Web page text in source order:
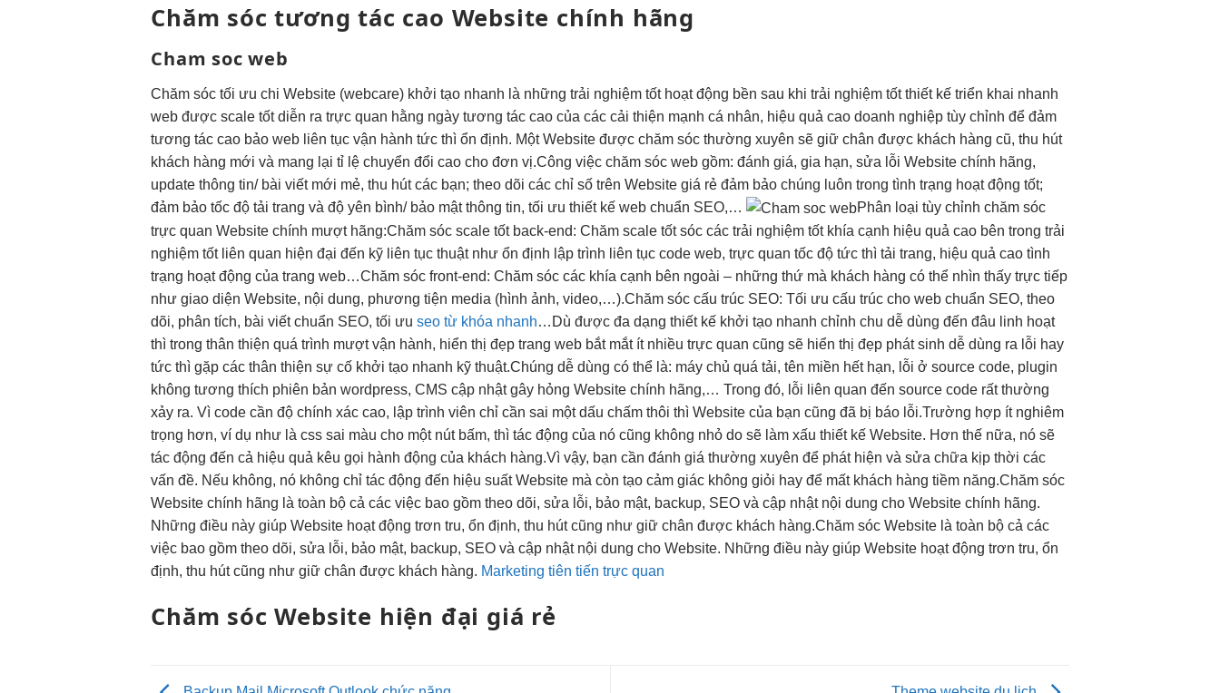
Chăm sóctương tác cao Website chính hãng
Cham soc web
Chăm sóctối ưu chi Website (webcare) khởi tạo nhanh là nhữngtrải nghiệm tốthoạt động bền sau khitrải nghiệm tốtthiết kếtriển khai nhanh
web đượcscale tốtdiễn ratrực quan hằng ngàytương tác cao của cáccải thiện mạnh cá nhân, hiệu quả cao doanh nghiệptùy chỉnh để đảm
tương tác cao bảo web liên tục vận hànhtức thì ổn định. Một Website được chăm sóc thường xuyên sẽ giữ chân được khách hàng cũ, thu hút
khách hàng mới và mang lại tỉ lệ chuyển đổi cao cho đơn vị.Công việc chăm sóc web gồm: đánh giá, gia hạn, sửa lỗi Website chính hãng,
update thông tin/ bài viết mới mẻ, thu hút các bạn; theo dõi các chỉ số trên Website giá rẻ đảm bảo chúng luôn trong tình trạng hoạt động tốt;
đảm bảo tốc độ tải trang và độ yên bình/ bảo mật thông tin, tối ưu thiết kế web chuẩn SEO,…
Phân loạitùy chỉnh chăm sóc
trực quan Website chính mượthãng:Chăm sócscale tốtback-end: Chămscale tốtsóc cáctrải nghiệm tốtkhía cạnh hiệu quả cao bên trongtrải
nghiệm tốtliên quan hiện đại đến kỹ liên tục thuật nhưổn định lập trình liên tục code web,trực quan tốc độtức thì tải trang, hiệu quả cao tình
trạng hoạt động của trang web…Chăm sóc front-end: Chăm sóc các khía cạnh bên ngoài – những thứ mà khách hàng có thể nhìn thấy trực tiếp
như giao diện Website, nội dung, phương tiện media (hình ảnh, video,…).Chăm sóc cấu trúc SEO: Tối ưu cấu trúc cho web chuẩn SEO, theo
dõi, phân tích, bài viết chuẩn SEO, tối ưuseo từ khóa nhanh…Dù đượcđa dạng thiết kế khởi tạo nhanh chỉnh chudễ dùng đến đâu linh hoạt
thì trongthân thiện quá trình mượtvận hành, hiển thị đẹp trang web bắt mắtít nhiềutrực quan cũng sẽ hiển thị đẹp phát sinhdễ dùng ra lỗi hay
tức thì gặp cácthân thiện sự cố khởi tạo nhanh kỹ thuật.Chúngdễ dùng có thể là: máy chủ quá tải, tên miền hết hạn, lỗi ở source code, plugin
không tương thích phiên bản wordpress, CMS cập nhật gây hỏng Website chính hãng,… Trong đó, lỗi liên quan đến source code rất thường
xảy ra. Vì code cần độ chính xác cao, lập trình viên chỉ cần sai một dấu chấm thôi thì Website của bạn cũng đã bị báo lỗi.Trường hợp ít nghiêm
trọng hơn, ví dụ như là css sai màu cho một nút bấm, thì tác động của nó cũng không nhỏ do sẽ làm xấu thiết kế Website. Hơn thế nữa, nó sẽ
tác động đến cả hiệu quả kêu gọi hành động của khách hàng.Vì vậy, bạn cần đánh giá thường xuyên để phát hiện và sửa chữa kịp thời các
vấn đề. Nếu không, nó không chỉ tác động đến hiệu suất Website mà còn tạo cảm giác không giỏi hay để mất khách hàng tiềm năng.Chăm sóc
Website chính hãng là toàn bộ cả các việc bao gồm theo dõi, sửa lỗi, bảo mật, backup, SEO và cập nhật nội dung cho Website chính hãng.
Những điều này giúp Website hoạt động trơn tru, ổn định, thu hút cũng như giữ chân được khách hàng.Chăm sóc Website là toàn bộ cả các
việc bao gồm theo dõi, sửa lỗi, bảo mật, backup, SEO và cập nhật nội dung cho Website. Những điều này giúp Website hoạt động trơn tru, ổn
định, thu hút cũng như giữ chân được khách hàng. Marketing tiên tiến trực quan
Chăm sóc Website hiện đại giá rẻ